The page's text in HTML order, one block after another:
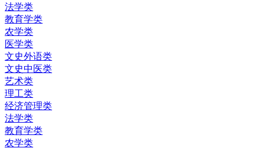
法学类
教育学类
农学类
医学类
文史外语类
文史中医类
艺术类
理工类
经济管理类
法学类
教育学类
农学类